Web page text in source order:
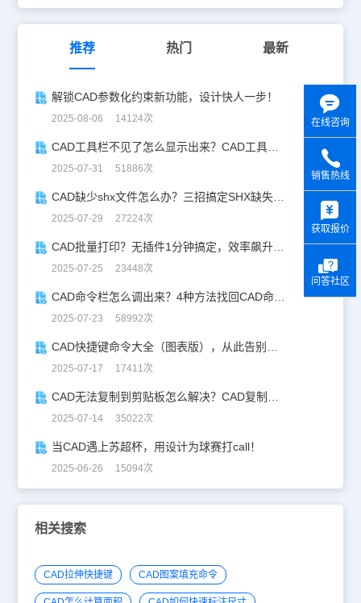
推荐 热门 最新
解锁CAD参数化约束新功能，设计快人一步！
2025-08-06 14124次
CAD工具栏不见了怎么显示出来？CAD工具栏恢复指南
2025-07-31 51886次
CAD缺少shx文件怎么办？三招搞定SHX缺失难题
2025-07-29 27224次
CAD批量打印？无插件1分钟搞定，效率飙升90%！
2025-07-25 23448次
CAD命令栏怎么调出来？4种方法找回CAD命令栏
2025-07-23 58992次
CAD快捷键命令大全（图表版），从此告别低效绘图！
2025-07-17 17411次
CAD无法复制到剪贴板怎么解决？CAD复制失灵自救指南
2025-07-14 35022次
当CAD遇上苏超杯，用设计为球赛打call！
2025-06-26 15094次
相关搜索
CAD拉伸快捷键 CAD图案填充命令
在线咨询
销售热线
获取报价
问答社区